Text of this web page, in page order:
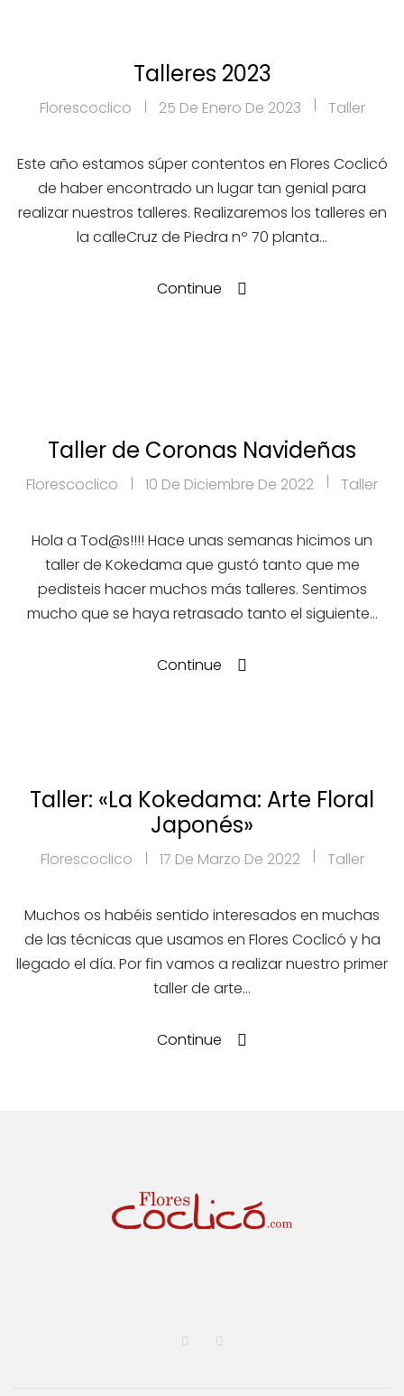
Talleres 2023
Florescoclico 25 De Enero De 2023 Taller
Este año estamos súper contentos en Flores Coclicó
de haber encontrado un lugar tan genial para
realizar nuestros talleres. Realizaremos los talleres en
la calleCruz de Piedra nº 70 planta…
Continue
Taller de Coronas Navideñas
Florescoclico 10 De Diciembre De 2022 Taller
Hola a Tod@s!!!! Hace unas semanas hicimos un
taller de Kokedama que gustó tanto que me
pedisteis hacer muchos más talleres. Sentimos
mucho que se haya retrasado tanto el siguiente…
Continue
Taller: «La Kokedama: Arte Floral
Japonés»
Florescoclico 17 De Marzo De 2022 Taller
Muchos os habéis sentido interesados en muchas
de las técnicas que usamos en Flores Coclicó y ha
llegado el día. Por fin vamos a realizar nuestro primer
taller de arte…
Continue